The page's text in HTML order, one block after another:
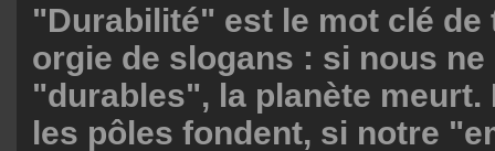
"Durabilité" est le mot clé de
orgie de slogans : si nous
"durables", la planète meurt.
les pôles fondent, si notre